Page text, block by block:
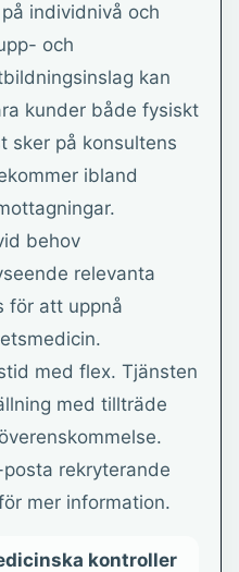
individnivå och
och
kan
kunder både fysiskt
sker på konsultens
ibland
behov
relevanta
för att uppnå
med flex. Tjänsten
med tillträde
rekryterande
mer information.
kontroller